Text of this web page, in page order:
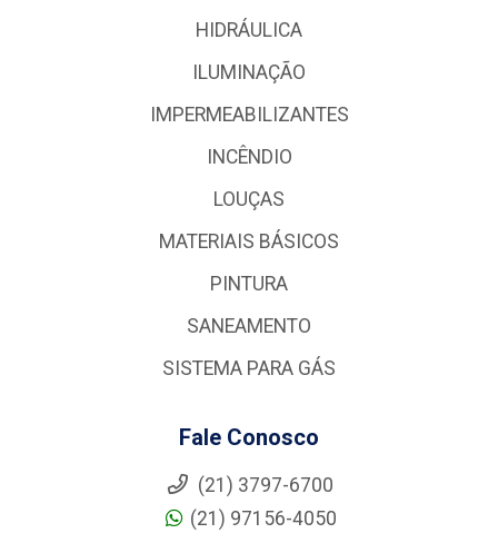
HIDRÁULICA
ILUMINAÇÃO
IMPERMEABILIZANTES
INCÊNDIO
LOUÇAS
MATERIAIS BÁSICOS
PINTURA
SANEAMENTO
SISTEMA PARA GÁS
Fale Conosco
(21) 3797-6700
(21) 97156-4050